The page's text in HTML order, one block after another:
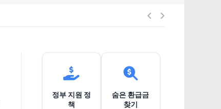
글
게
정부 지원 정
책
숨은 환급금
찾기